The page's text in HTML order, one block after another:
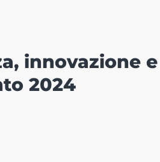
innovazione e
2024